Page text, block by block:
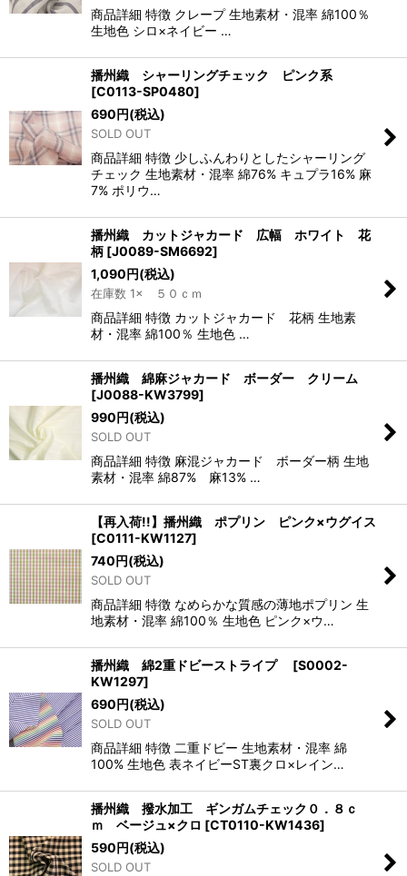
商品詳細 特徴 クレープ 生地素材・混率 綿100％
生地色 シロ×ネイビー …
播州織 シャーリングチェック ピンク系
[C0113-SP0480]
690円(税込)
SOLD OUT
商品詳細 特徴 少しふんわりとしたシャーリング
チェック 生地素材・混率 綿76% キュプラ16% 麻
7% ポリウ…
播州織 カットジャカード 広幅 ホワイト 花
柄 [J0089-SM6692]
1,090円(税込)
在庫数 1× ５０ｃｍ
商品詳細 特徴 カットジャカード 花柄 生地素
材・混率 綿100％ 生地色 …
播州織 綿麻ジャカード ボーダー クリーム
[J0088-KW3799]
990円(税込)
SOLD OUT
商品詳細 特徴 麻混ジャカード ボーダー柄 生地
素材・混率 綿87% 麻13% …
【再入荷!!】播州織 ポプリン ピンク×ウグイス
[C0111-KW1127]
740円(税込)
SOLD OUT
商品詳細 特徴 なめらかな質感の薄地ポプリン 生
地素材・混率 綿100％ 生地色 ピンク×ウ…
播州織 綿2重ドビーストライプ [S0002-
KW1297]
690円(税込)
SOLD OUT
商品詳細 特徴 二重ドビー 生地素材・混率 綿
100% 生地色 表ネイビーST裏クロ×レイン…
播州織 撥水加工 ギンガムチェック０．８ｃ
ｍ ベージュ×クロ [CT0110-KW1436]
590円(税込)
SOLD OUT